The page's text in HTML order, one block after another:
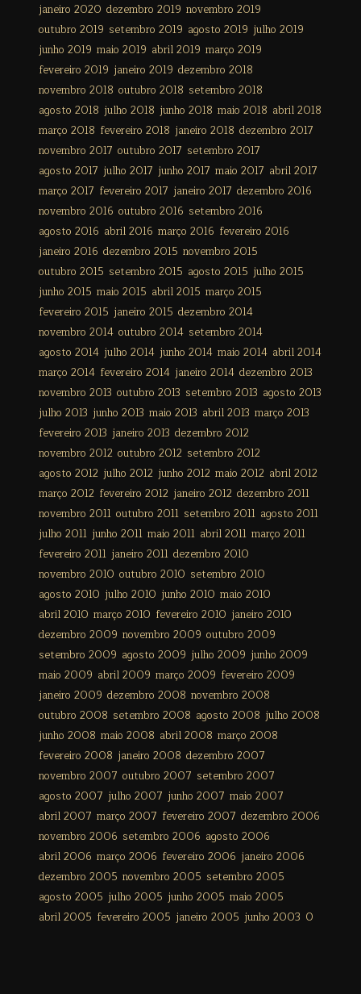
janeiro 2020 dezembro 2019 novembro 2019
outubro 2019 setembro 2019 agosto 2019 julho 2019
junho 2019 maio 2019 abril 2019 março 2019
fevereiro 2019 janeiro 2019 dezembro 2018
novembro 2018 outubro 2018 setembro 2018
agosto 2018 julho 2018 junho 2018 maio 2018 abril 2018
março 2018 fevereiro 2018 janeiro 2018 dezembro 2017
novembro 2017 outubro 2017 setembro 2017
agosto 2017 julho 2017 junho 2017 maio 2017 abril 2017
março 2017 fevereiro 2017 janeiro 2017 dezembro 2016
novembro 2016 outubro 2016 setembro 2016
agosto 2016 abril 2016 março 2016 fevereiro 2016
janeiro 2016 dezembro 2015 novembro 2015
outubro 2015 setembro 2015 agosto 2015 julho 2015
junho 2015 maio 2015 abril 2015 março 2015
fevereiro 2015 janeiro 2015 dezembro 2014
novembro 2014 outubro 2014 setembro 2014
agosto 2014 julho 2014 junho 2014 maio 2014 abril 2014
março 2014 fevereiro 2014 janeiro 2014 dezembro 2013
novembro 2013 outubro 2013 setembro 2013 agosto 2013
julho 2013 junho 2013 maio 2013 abril 2013 março 2013
fevereiro 2013 janeiro 2013 dezembro 2012
novembro 2012 outubro 2012 setembro 2012
agosto 2012 julho 2012 junho 2012 maio 2012 abril 2012
março 2012 fevereiro 2012 janeiro 2012 dezembro 2011
novembro 2011 outubro 2011 setembro 2011 agosto 2011
julho 2011 junho 2011 maio 2011 abril 2011 março 2011
fevereiro 2011 janeiro 2011 dezembro 2010
novembro 2010 outubro 2010 setembro 2010
agosto 2010 julho 2010 junho 2010 maio 2010
abril 2010 março 2010 fevereiro 2010 janeiro 2010
dezembro 2009 novembro 2009 outubro 2009
setembro 2009 agosto 2009 julho 2009 junho 2009
maio 2009 abril 2009 março 2009 fevereiro 2009
janeiro 2009 dezembro 2008 novembro 2008
outubro 2008 setembro 2008 agosto 2008 julho 2008
junho 2008 maio 2008 abril 2008 março 2008
fevereiro 2008 janeiro 2008 dezembro 2007
novembro 2007 outubro 2007 setembro 2007
agosto 2007 julho 2007 junho 2007 maio 2007
abril 2007 março 2007 fevereiro 2007 dezembro 2006
novembro 2006 setembro 2006 agosto 2006
abril 2006 março 2006 fevereiro 2006 janeiro 2006
dezembro 2005 novembro 2005 setembro 2005
agosto 2005 julho 2005 junho 2005 maio 2005
abril 2005 fevereiro 2005 janeiro 2005 junho 2003 0